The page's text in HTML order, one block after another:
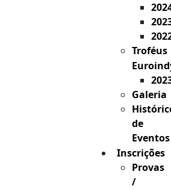
Troféus
Galeria
de
Eventos
Inscrições
Provas
/